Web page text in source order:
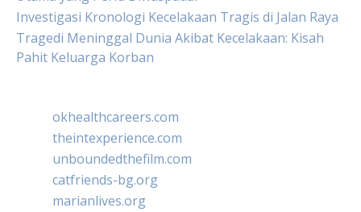
Investigasi Kronologi Kecelakaan Tragis di Jalan Raya
Tragedi Meninggal Dunia Akibat Kecelakaan: Kisah
Pahit Keluarga Korban
okhealthcareers.com
theintexperience.com
unboundedthefilm.com
catfriends-bg.org
marianlives.org